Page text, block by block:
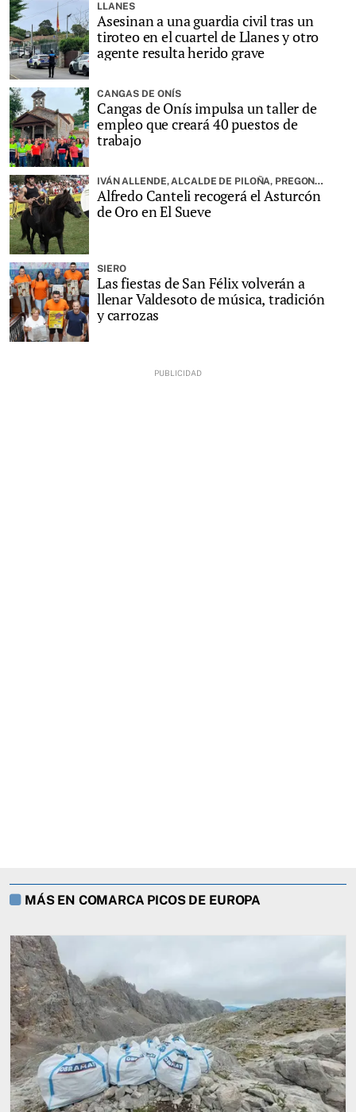
LLANES
Asesinan a una guardia civil tras un
tiroteo en el cuartel de Llanes y otro
agente resulta herido grave
CANGAS DE ONÍS
Cangas de Onís impulsa un taller de
empleo que creará 40 puestos de
trabajo
IVÁN ALLENDE, ALCALDE DE PILOÑA, PREGONARÁ LA FIESTA
Alfredo Canteli recogerá el Asturcón
de Oro en El Sueve
SIERO
Las fiestas de San Félix volverán a
llenar Valdesoto de música, tradición
y carrozas
MÁS EN COMARCA PICOS DE EUROPA